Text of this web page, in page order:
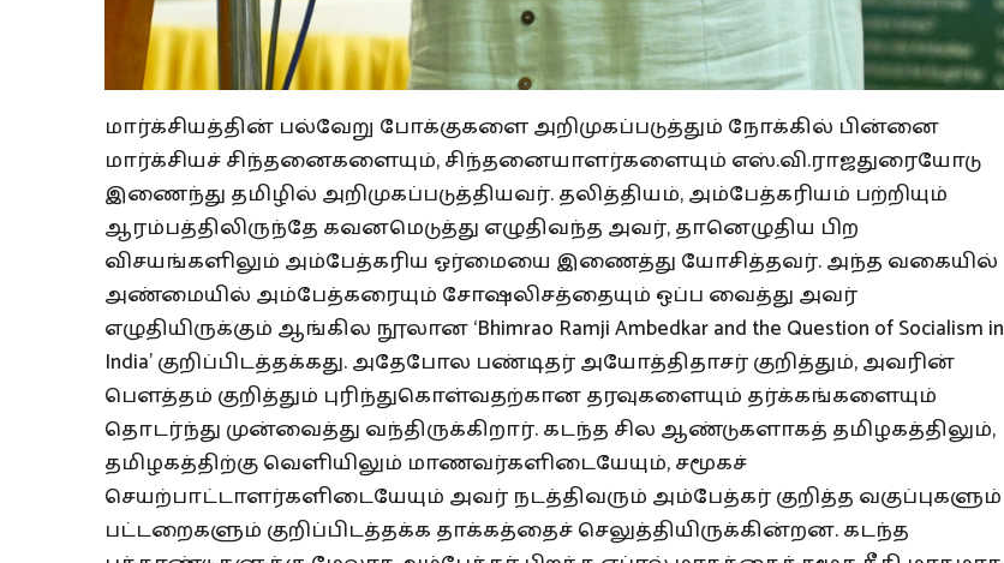
மார்க்சியத்தின் பல்வேறு போக்குகளை அறிமுகப்படுத்தும் நோக்கில் பின்னை
மார்க்சியச் சிந்தனைகளையும், சிந்தனையாளர்களையும் எஸ்.வி.ராஜதுரையோடு
இணைந்து தமிழில் அறிமுகப்படுத்தியவர். தலித்தியம், அம்பேத்கரியம் பற்றியும்
ஆரம்பத்திலிருந்தே கவனமெடுத்து எழுதிவந்த அவர், தானெழுதிய பிற
விசயங்களிலும் அம்பேத்கரிய ஓர்மையை இணைத்து யோசித்தவர். அந்த வகையில்
அண்மையில் அம்பேத்கரையும் சோஷலிசத்தையும் ஒப்ப வைத்து அவர்
எழுதியிருக்கும் ஆங்கில நூலான ‘Bhimrao Ramji Ambedkar and the Question of Socialism in
India’ குறிப்பிடத்தக்கது. அதேபோல பண்டிதர் அயோத்திதாசர் குறித்தும், அவரின்
பௌத்தம் குறித்தும் புரிந்துகொள்வதற்கான தரவுகளையும் தர்க்கங்களையும்
தொடர்ந்து முன்வைத்து வந்திருக்கிறார். கடந்த சில ஆண்டுகளாகத் தமிழகத்திலும்,
தமிழகத்திற்கு வெளியிலும் மாணவர்களிடையேயும், சமூகச்
செயற்பாட்டாளர்களிடையேயும் அவர் நடத்திவரும் அம்பேத்கர் குறித்த வகுப்புகளும்
பட்டறைகளும் குறிப்பிடத்தக்க தாக்கத்தைச் செலுத்தியிருக்கின்றன. கடந்த